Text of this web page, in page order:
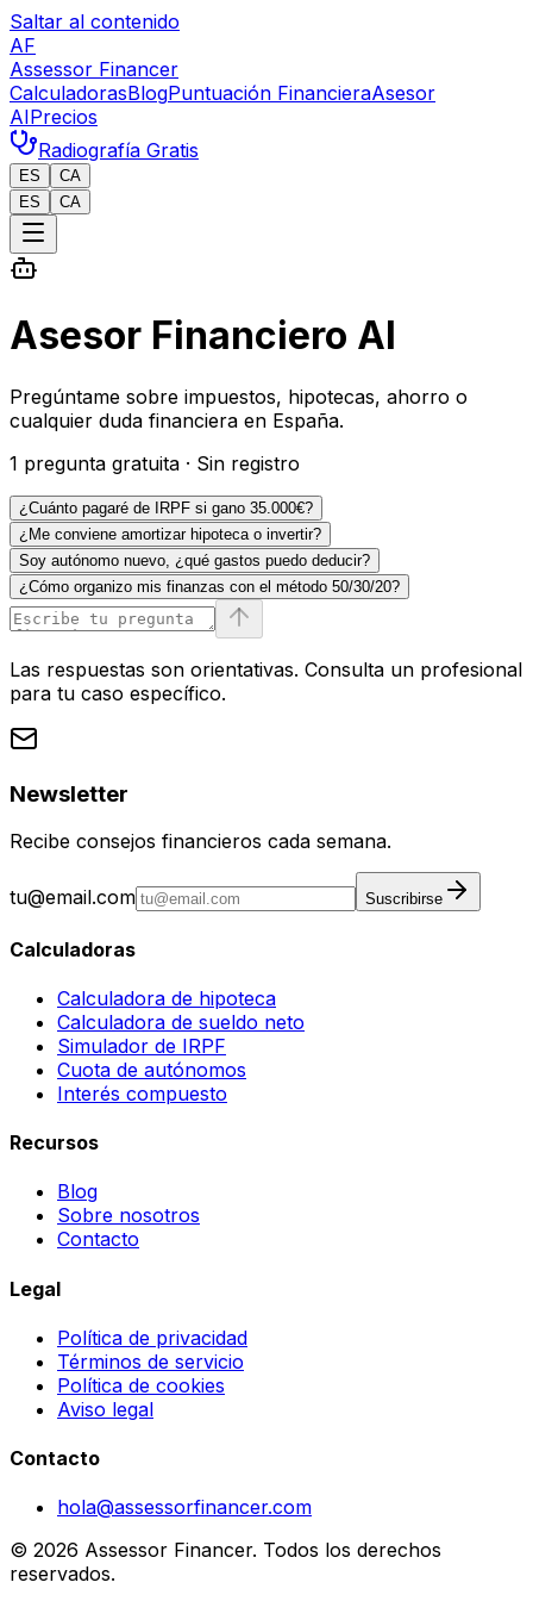
Saltar al contenido
AF
Assessor Financer
CalculadorasBlogPuntuación FinancieraAsesor
AIPrecios
Radiografía Gratis
ES
CA
ES
CA
Asesor Financiero AI
Pregúntame sobre impuestos, hipotecas, ahorro o
cualquier duda financiera en España.
1 pregunta gratuita · Sin registro
¿Cuánto pagaré de IRPF si gano 35.000€?
¿Me conviene amortizar hipoteca o invertir?
Soy autónomo nuevo, ¿qué gastos puedo deducir?
¿Cómo organizo mis finanzas con el método 50/30/20?
Las respuestas son orientativas. Consulta un profesional
para tu caso específico.
Newsletter
Recibe consejos financieros cada semana.
tu@email.com Suscribirse
Calculadoras
Calculadora de hipoteca
Calculadora de sueldo neto
Simulador de IRPF
Cuota de autónomos
Interés compuesto
Recursos
Blog
Sobre nosotros
Contacto
Legal
Política de privacidad
Términos de servicio
Política de cookies
Aviso legal
Contacto
hola@assessorfinancer.com
© 2026 Assessor Financer. Todos los derechos
reservados.